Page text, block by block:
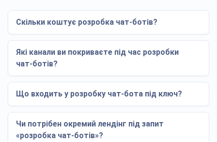
Скільки коштує розробка чат-ботів?
Які канали ви покриваєте під час розробки
чат-ботів?
Що входить у розробку чат-бота під ключ?
Чи потрібен окремий лендінг під запит
«розробка чат-ботів»?